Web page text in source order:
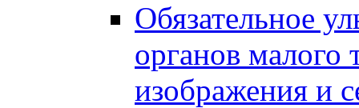
Обязательное
органов малого
изображения и